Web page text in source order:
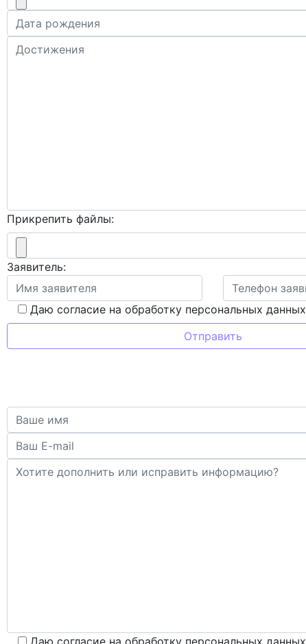
Прикрепить файлы:
Заявитель:
Даю согласие на обработку персональных данных
Даю согласие на обработку персональных данных